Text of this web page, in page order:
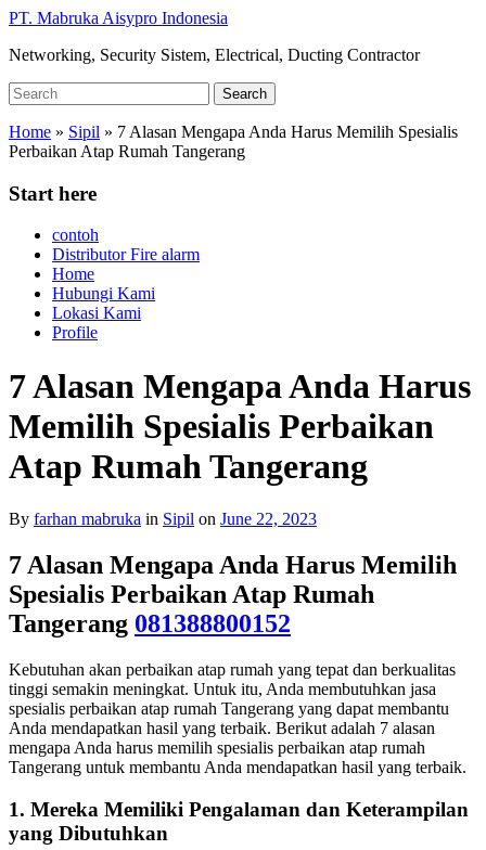
Skip
main
PT. Mabruka Aisypro Indonesia
Networking, Security Sistem, Electrical, Ducting Contractor
Search
for:
Search
Home » Sipil » 7 Alasan Mengapa Anda Harus Memilih Spesialis
Perbaikan Atap Rumah Tangerang
Start here
contoh
Distributor Fire alarm
Home
Hubungi Kami
Lokasi Kami
Profile
7 Alasan Mengapa Anda Harus
Memilih Spesialis Perbaikan
Atap Rumah Tangerang
By farhan mabruka in Sipil on June 22, 2023
7 Alasan Mengapa Anda Harus Memilih
Spesialis Perbaikan Atap Rumah
Tangerang 081388800152
Kebutuhan akan perbaikan atap rumah yang tepat dan berkualitas
tinggi semakin meningkat. Untuk itu, Anda membutuhkan jasa
spesialis perbaikan atap rumah Tangerang yang dapat membantu
Anda mendapatkan hasil yang terbaik. Berikut adalah 7 alasan
mengapa Anda harus memilih spesialis perbaikan atap rumah
Tangerang untuk membantu Anda mendapatkan hasil yang terbaik.
1. Mereka Memiliki Pengalaman dan Keterampilan
yang Dibutuhkan